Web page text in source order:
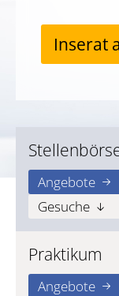
Inserat
Angebote
Gesuche
Praktikum
Angebote